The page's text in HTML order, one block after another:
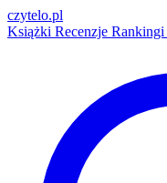
czytelo.pl
Książki Recenzje Rankingi